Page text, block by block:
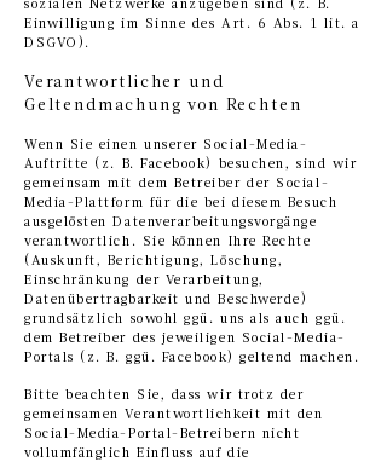
sozialen Netzwerke anzugeben sind (z. B.
Einwilligung im Sinne des Art. 6 Abs. 1 lit. a
DSGVO).
Verantwortlicher und
Geltendmachung von Rechten
Wenn Sie einen unserer Social-Media-
Auftritte (z. B. Facebook) besuchen, sind wir
gemeinsam mit dem Betreiber der Social-
Media-Plattform für die bei diesem Besuch
ausgelösten Datenverarbeitungsvorgänge
verantwortlich. Sie können Ihre Rechte
(Auskunft, Berichtigung, Löschung,
Einschränkung der Verarbeitung,
Datenübertragbarkeit und Beschwerde)
grundsätzlich sowohl ggü. uns als auch ggü.
dem Betreiber des jeweiligen Social-Media-
Portals (z. B. ggü. Facebook) geltend machen.
Bitte beachten Sie, dass wir trotz der
gemeinsamen Verantwortlichkeit mit den
Social-Media-Portal-Betreibern nicht
vollumfänglich Einfluss auf die